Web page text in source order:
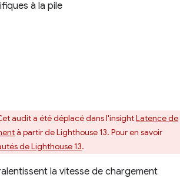
à la pile
audit a été déplacé dans l'insightLatence de
à partir de Lighthouse 13. Pour en savoir
de Lighthouse 13.
la vitesse de chargement